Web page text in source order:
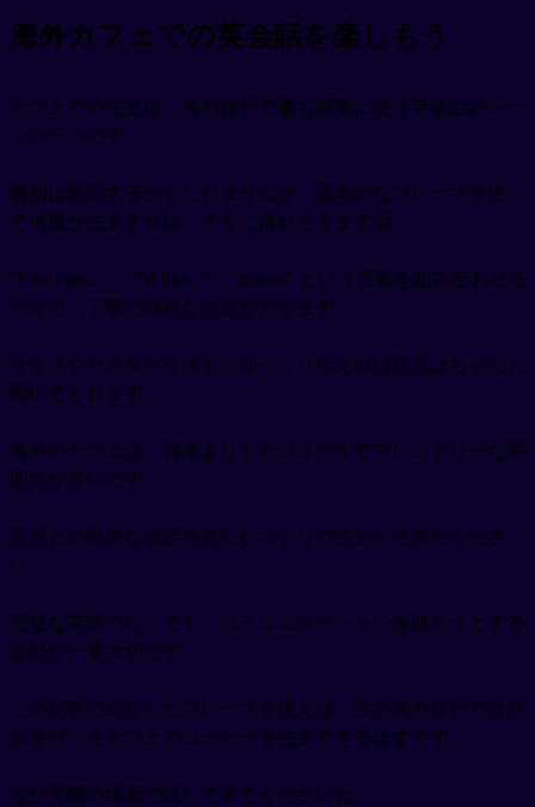
海外カフェでの英会話を楽しもう
カフェでの注文は、海外旅行で最も頻繁に使う英会話のシー
ンの一つです。
最初は緊張するかもしれませんが、基本的なフレーズを使っ
て何度か注文すれば、すぐに慣れてきます😊
"Can I get..."、"I'd like..."、"please" という言葉を組み合わせる
だけで、丁寧で自然な注文ができます。
サイズやカスタマイズも、ゆっくり伝えれば店員はちゃんと
聞いてくれます。
海外のカフェは、日本よりもカジュアルでフレンドリーな雰
囲気が多いです。
店員との簡単な会話を楽しむつもりで注文してみてくださ
い。
完璧な英語でなくても、コミュニケーションを取ろうとする
姿勢が一番大切です。
この記事で紹介したフレーズを使えば、次の海外旅行では自
信を持ってカフェでコーヒーを注文できるはずです。
ぜひ実際の場面で試してみてくださいね。